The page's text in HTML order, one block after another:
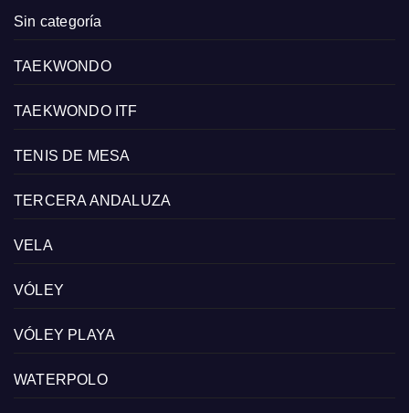
Sin categoría
TAEKWONDO
TAEKWONDO ITF
TENIS DE MESA
TERCERA ANDALUZA
VELA
VÓLEY
VÓLEY PLAYA
WATERPOLO